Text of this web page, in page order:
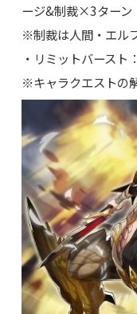
ージ&制裁×3ターン
※制裁は人間・エル
・リミットバースト
※キャラクエストの